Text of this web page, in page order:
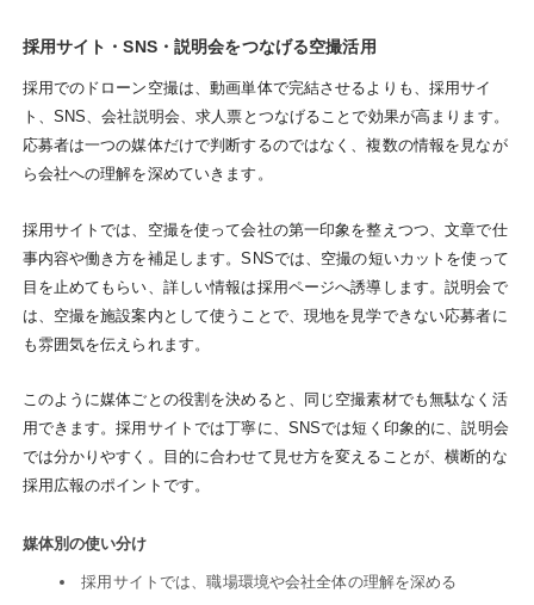
採用サイト・SNS・説明会をつなげる空撮活用
採用でのドローン空撮は、動画単体で完結させるよりも、採用サイ
ト、SNS、会社説明会、求人票とつなげることで効果が高まります。
応募者は一つの媒体だけで判断するのではなく、複数の情報を見なが
ら会社への理解を深めていきます。
採用サイトでは、空撮を使って会社の第一印象を整えつつ、文章で仕
事内容や働き方を補足します。SNSでは、空撮の短いカットを使って
目を止めてもらい、詳しい情報は採用ページへ誘導します。説明会で
は、空撮を施設案内として使うことで、現地を見学できない応募者に
も雰囲気を伝えられます。
このように媒体ごとの役割を決めると、同じ空撮素材でも無駄なく活
用できます。採用サイトでは丁寧に、SNSでは短く印象的に、説明会
では分かりやすく。目的に合わせて見せ方を変えることが、横断的な
採用広報のポイントです。
媒体別の使い分け
採用サイトでは、職場環境や会社全体の理解を深める